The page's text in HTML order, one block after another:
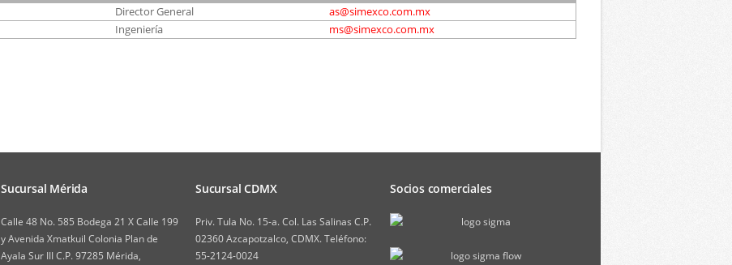
Director General
as@simexco.com.mx
Ingeniería ms@simexco.com.mx
Sucursal Mérida
Calle 48 No. 585 Bodega 21 X Calle 199
y Avenida Xmatkuil Colonia Plan de
Ayala Sur III C.P. 97285 Mérida,
Sucursal CDMX
Priv. Tula No. 15-a. Col. Las Salinas C.P.
02360 Azcapotzalco, CDMX. Teléfono:
55-2124-0024
Socios comerciales